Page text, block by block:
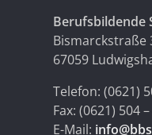
Berufsbildende
Bismarckstraße
67059
Telefon: (0621)
Fax: (0621) 504
E-Mail: